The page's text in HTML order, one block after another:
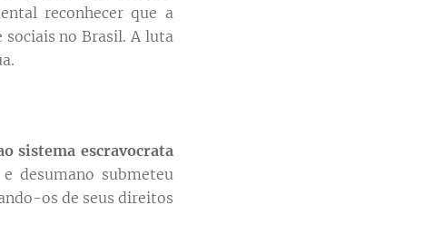
reconhecer que a
no Brasil. A luta
sistema escravocrata
desumano submeteu
os de seus direitos